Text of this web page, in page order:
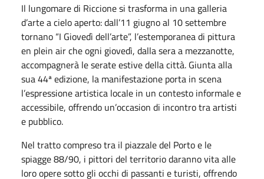
Il lungomare di Riccione si trasforma in una galleria
d’arte a cielo aperto: dall’11 giugno al 10 settembre
tornano “I Giovedì dell’arte”, l’estemporanea di pittura
en plein air che ogni giovedì, dalla sera a mezzanotte,
accompagnerà le serate estive della città. Giunta alla
sua 44ª edizione, la manifestazione porta in scena
l’espressione artistica locale in un contesto informale e
accessibile, offrendo un’occasion di incontro tra artisti
e pubblico.
Nel tratto compreso tra il piazzale del Porto e le
spiagge 88/90, i pittori del territorio daranno vita alle
loro opere sotto gli occhi di passanti e turisti, offrendo